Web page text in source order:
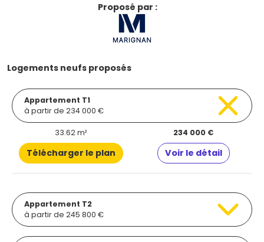
Proposé par :
Logements neufs proposés
Appartement T1
à partir de 234 000 €
33.62 m² 234 000 €
Télécharger le plan Voir le détail
Appartement T2
à partir de 245 800 €